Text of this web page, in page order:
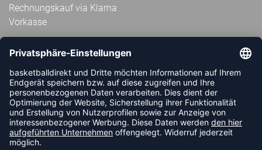
Rechnungskauf via Klarna
Vorkasse
ABONNIERE JETZT DEN KOSTENLOSEN
HANDBALLDIREKT-NEWSLETTER UND VERPASSE KEINE
NEUIGKEIT ODER AKTION MEHR.
JETZT ANMELDEN